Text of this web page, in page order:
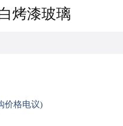
烤漆玻璃
价格电议)